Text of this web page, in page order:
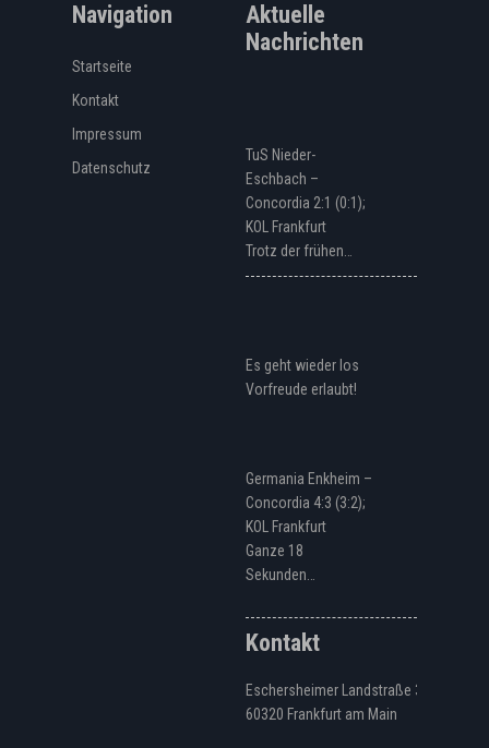
Navigation
Startseite
Kontakt
Impressum
Datenschutz
Aktuelle
Nachrichten
TuS Nieder-
Eschbach –
Concordia 2:1 (0:1);
KOL Frankfurt
Trotz der frühen…
Es geht wieder los
Vorfreude erlaubt!
Germania Enkheim –
Concordia 4:3 (3:2);
KOL Frankfurt
Ganze 18
Sekunden…
Kontakt
Eschersheimer Landstraße 328
60320 Frankfurt am Main